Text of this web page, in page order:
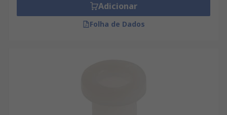
Adicionar
Folha de Dados